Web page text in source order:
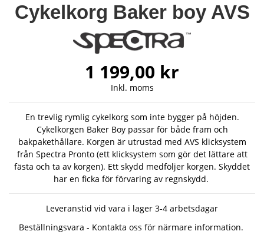
Cykelkorg Baker boy AVS
1 199,00 kr
Inkl. moms
En trevlig rymlig cykelkorg som inte bygger på höjden.
Cykelkorgen Baker Boy passar för både fram och
bakpakethållare. Korgen är utrustad med AVS klicksystem
från Spectra Pronto (ett klicksystem som gör det lättare att
fästa och ta av korgen). Ett skydd medföljer korgen. Skyddet
har en ficka för förvaring av regnskydd.
Leveranstid vid vara i lager 3-4 arbetsdagar
Beställningsvara - Kontakta oss för närmare information.